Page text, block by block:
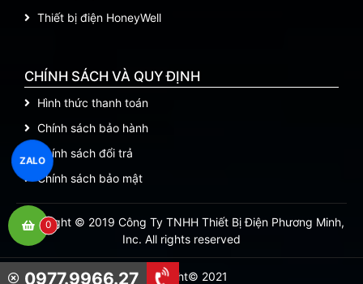
Thiết bị điện HoneyWell
CHÍNH SÁCH VÀ QUY ĐỊNH
Hình thức thanh toán
Chính sách bảo hành
Chính sách đổi trả
Chính sách bảo mật
Copyright © 2019 Công Ty TNHH Thiết Bị Điện Phương Minh,
Inc. All rights reserved
Copyright© 2021
0977.9966.27
0
ZALO